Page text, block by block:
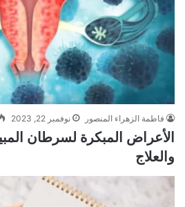
فاطمة الزهراء المنصور نوفمبر 22, 2023
الأعراض المبكرة لسرطان
والعلاج